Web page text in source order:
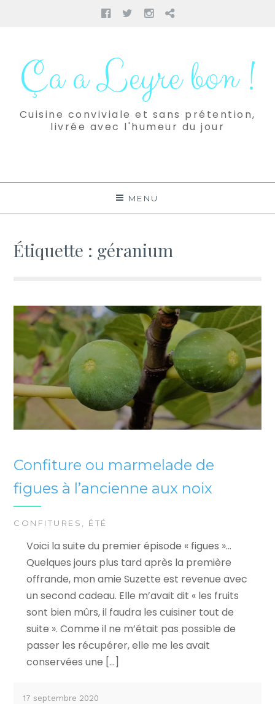
Facebook
TwitterInstagram
Pinterest
contenuÇa a Leyre bon !
Cuisine conviviale et sans prétention,
livrée avec l'humeur du jour
MENU
Étiquette : géranium
Confiture ou marmelade de
figues à l’ancienne aux noix
CONFITURES , ÉTÉ
Voici la suite du premier épisode « figues »…
Quelques jours plus tard après la première
offrande, mon amie Suzette est revenue avec
un second cadeau. Elle m’avait dit « les fruits
sont bien mûrs, il faudra les cuisiner tout de
suite ». Comme il ne m’était pas possible de
passer les récupérer, elle me les avait
conservées une […]
17 septembre 2020